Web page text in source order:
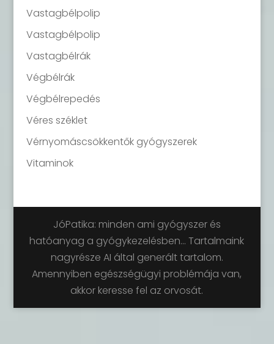
Vastagbélpolip
Vastagbélpolip
Vastagbélrák
Végbélrák
Végbélrepedés
Véres széklet
Vérnyomáscsökkentők gyógyszerek
Vitaminok
JóPatika: minden ami gyógyszer és
hatóanyag a gyógykezelésben... Tartalmaink
nagyrésze AI által generált tartalom.
Amennyiben egészségügyi problémája van,
akkor keresse fel az orvosát.